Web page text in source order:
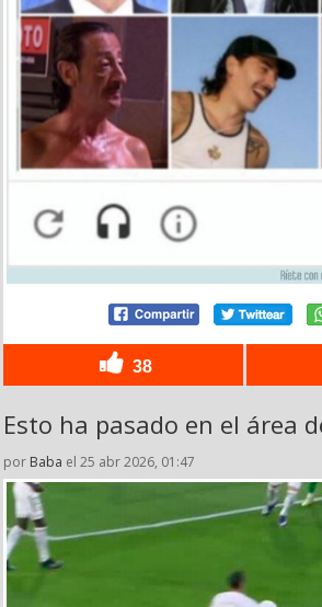
38
Esto ha pasado en el área
por Baba el 25 abr 2026, 01:47